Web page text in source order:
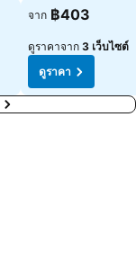
ดูราคา
จาก ฿403
ดูราคาจาก 3 เว็บไซต์
ดูราคา